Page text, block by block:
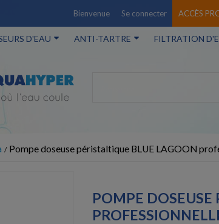
Bienvenue Se connecter ACCÈS
D'EAU ANTI-TARTRE FILTRATION
Pompe doseuse péristaltique BLUE LAGOON
POMPE DOSEUSE